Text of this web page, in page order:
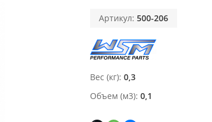
Артикул: 500-206
Вес (кг) 0,3
Объем (м3) 0,1